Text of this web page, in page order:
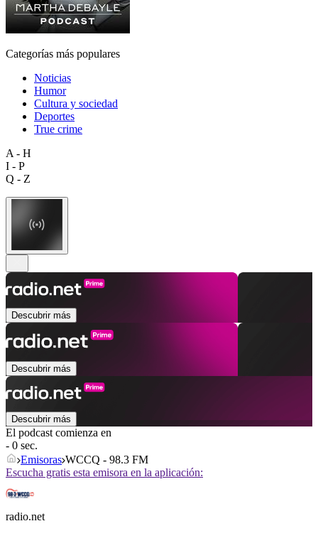
Categorías más populares
Noticias
Humor
Cultura y sociedad
Deportes
True crime
A - H
I - P
Q - Z
Descubrir más
Descubrir más
Descubrir más
El podcast comienza en
- 0 sec.
Emisoras WCCQ - 98.3 FM
Escucha gratis esta emisora en la aplicación:
radio.net